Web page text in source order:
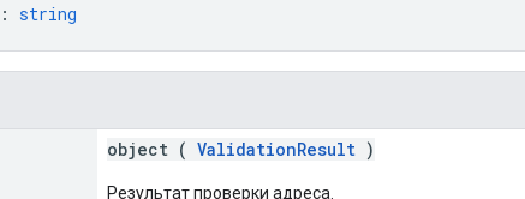
: string
object ( ValidationResult )
Результат проверки адреса.